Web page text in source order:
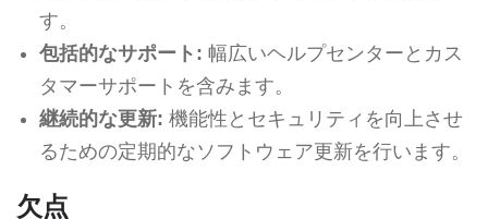
す。
包括的なサポート: 幅広いヘルプセンターとカス
タマーサポートを含みます。
継続的な更新: 機能性とセキュリティを向上させ
るための定期的なソフトウェア更新を行います。
欠点